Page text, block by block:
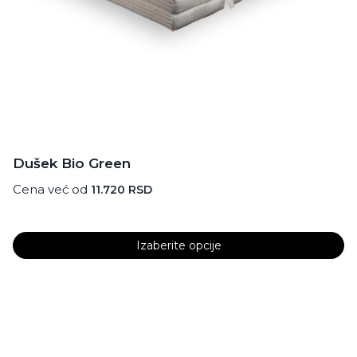
Dušek Bio Green
Cena već od 11.720 RSD
Izaberite opcije